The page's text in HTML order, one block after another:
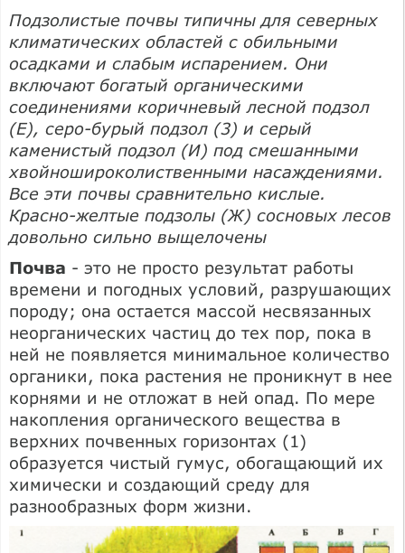
Подзолистые почвы типичны для северных
климатических областей с обильными
осадками и слабым испарением. Они
включают богатый органическими
соединениями коричневый лесной подзол
(Е), серо-бурый подзол (3) и серый
каменистый подзол (И) под смешанными
хвойношироколиственными насаждениями.
Все эти почвы сравнительно кислые.
Красно-желтые подзолы (Ж) сосновых лесов
довольно сильно выщелочены
Почва - это не просто результат работы
времени и погодных условий, разрушающих
породу; она остается массой несвязанных
неорганических частиц до тех пор, пока в
ней не появляется минимальное количество
органики, пока растения не проникнут в нее
корнями и не отложат в ней опад. По мере
накопления органического вещества в
верхних почвенных горизонтах (1)
образуется чистый гумус, обогащающий их
химически и создающий среду для
разнообразных форм жизни.